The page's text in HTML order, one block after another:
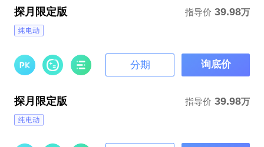
探月限定版 指导价 39.98万
分期 询底价
探月限定版 指导价 39.98万